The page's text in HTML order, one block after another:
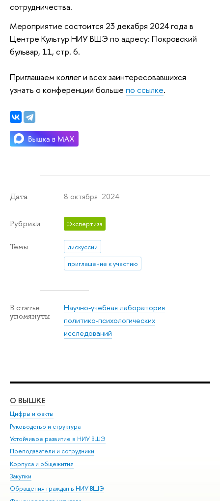
сотрудничества.
Мероприятие состоится 23 декабря 2024 года в
Центре Культур НИУ ВШЭ по адресу: Покровский
бульвар, 11, стр. 6.
Приглашаем коллег и всех заинтересовавшихся
узнать о конференции больше по ссылке.
Дата 8 октября 2024
Рубрики Экспертиза
Темы
дискуссии
приглашение к участию
В статье
упомянуты
Научно-учебная лаборатория
политико-психологических
исследований
О ВЫШКЕ
Цифры и факты
Руководство и структура
Устойчивое развитие в НИУ ВШЭ
Преподаватели и сотрудники
Корпуса и общежития
Закупки
Обращения граждан в НИУ ВШЭ